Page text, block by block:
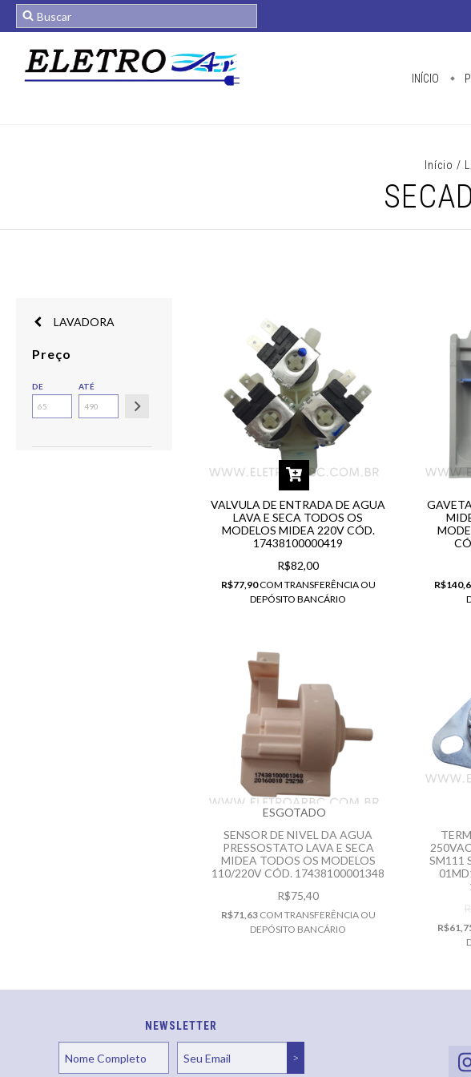
INÍCIO
Início /
LAVADORA
Preço
DE ATÉ
VALVULA DE ENTRADA DE AGUA
LAVA E SECA TODOS OS
MODELOS MIDEA 220V CÓD.
17438100000419
R$82,00
R$77,90COM TRANSFERÊNCIA OU
DEPÓSITO BANCÁRIO
ESGOTADO
SENSOR DE NIVEL DA AGUA
PRESSOSTATO LAVA E SECA
MIDEA TODOS OS MODELOS
110/220V CÓD. 17438100001348
R$75,40
R$71,63 COM TRANSFERÊNCIA OU
DEPÓSITO BANCÁRIO
SM111
NEWSLETTER